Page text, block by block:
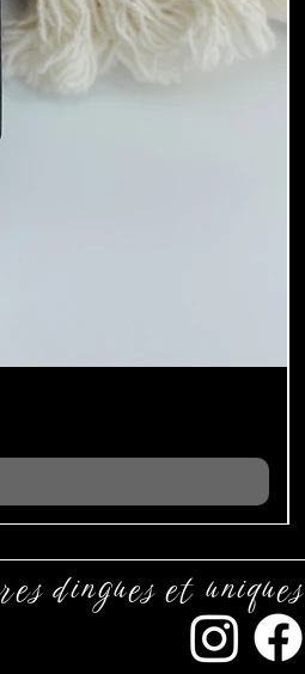
dingues et uniques